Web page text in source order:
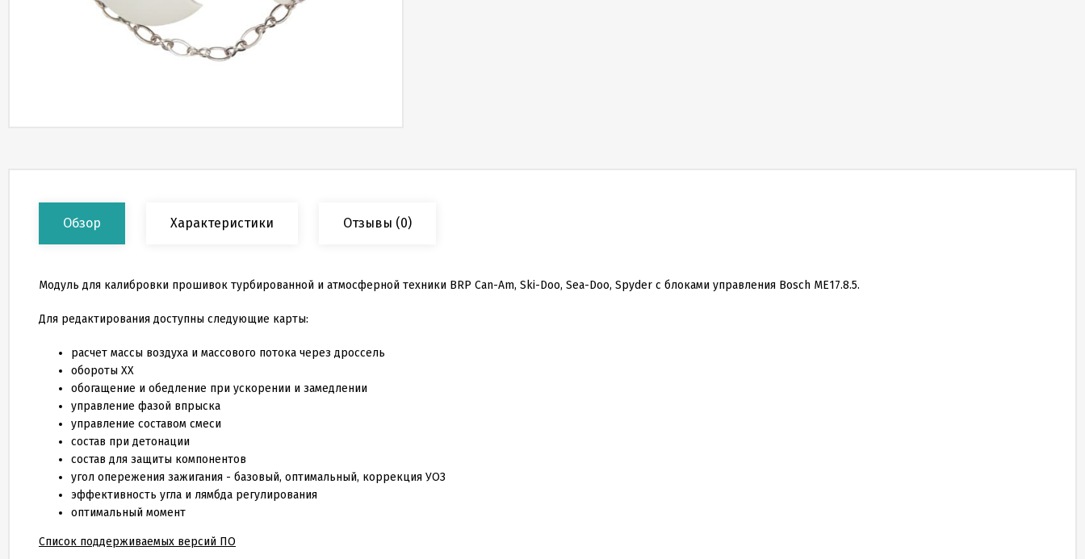
Обзор Характеристики Отзывы (0)
Модуль для калибровки прошивок турбированной и атмосферной техники BRP Can-Am, Ski-Doo, Sea-Doo, Spyder с блоками управления Bosch ME17.8.5.
Для редактирования доступны следующие карты:
расчет массы воздуха и массового потока через дроссель
обороты ХХ
обогащение и обедление при ускорении и замедлении
управление фазой впрыска
управление составом смеси
состав при детонации
состав для защиты компонентов
угол опережения зажигания - базовый, оптимальный, коррекция УОЗ
эффективность угла и лямбда регулирования
оптимальный момент
Список поддерживаемых версий ПО